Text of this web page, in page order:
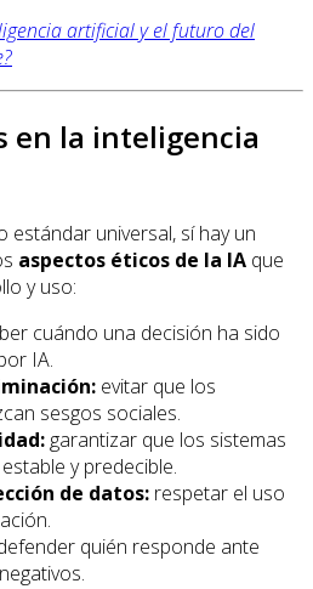
artificial y el futuro del
en la inteligencia
estándar universal, sí hay un
aspectos éticos de la IA que
y uso:
cuándo una decisión ha sido
IA.
evitar que los
sesgos sociales.
garantizar que los sistemas
y predecible.
de datos: respetar el uso
quién responde ante